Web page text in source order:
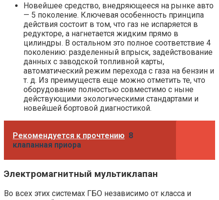
Новейшее средство, внедряющееся на рынке авто
— 5 поколение. Ключевая особенность принципа
действия состоит в том, что газ не испаряется в
редукторе, а нагнетается жидким прямо в
цилиндры. В остальном это полное соответствие 4
поколению: разделенный впрыск, задействование
данных с заводской топливной карты,
автоматический режим перехода с газа на бензин и
т. д. Из преимуществ еще можно отметить те, что
оборудование полностью совместимо с ныне
действующими экологическими стандартами и
новейшей бортовой диагностикой.
Рекомендуется к прочтению 8
клапанная приора
Электромагнитный мультиклапан
Во всех этих системах ГБО независимо от класса и